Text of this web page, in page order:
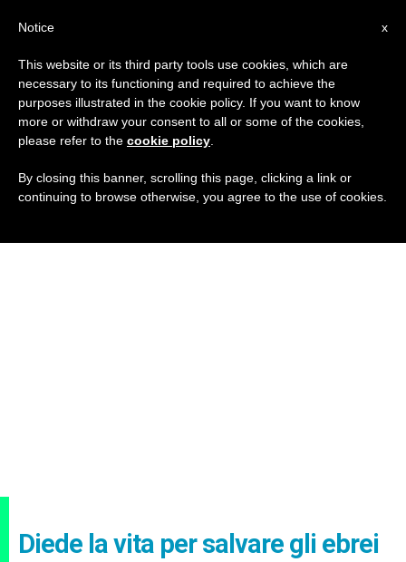
Diede la vita per salvare gli ebrei
x
Notice
This website or its third party tools use cookies, which are
necessary to its functioning and required to achieve the
purposes illustrated in the cookie policy. If you want to know
more or withdraw your consent to all or some of the cookies,
please refer to the cookie policy
By closing this banner, scrolling this page, clicking a link or
continuing to browse otherwise, you agree to the use of cookies.